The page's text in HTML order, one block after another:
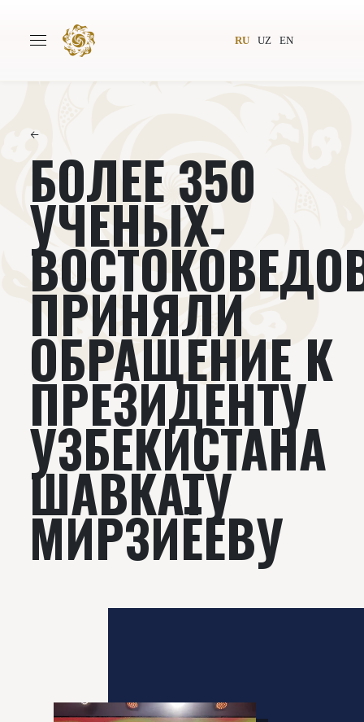
RU UZ EN
Авторы Всемирное общество
Издательство Новости
Проекты Подкасты
Книги Видеолекторий
←
БОЛЕЕ 350
УЧЕНЫХ-
ПРИНЯЛИ
ОБРАЩЕНИЕ К
ПРЕЗИДЕНТУ
УЗБЕКИСТАНА
ШАВКАТУ
МИРЗИЁЕВУ